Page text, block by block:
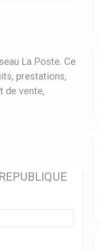
La Poste. Ce
prestations,
de vente,